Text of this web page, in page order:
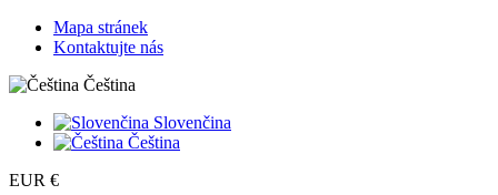
Mapa stránek
Kontaktujte nás
Čeština
Slovenčina
Čeština
EUR €